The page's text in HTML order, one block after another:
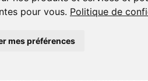
pour vous. Politique de
mes préférences
VADS 250
POMPES À VIDE À
Le VADS 250 est une pompe à